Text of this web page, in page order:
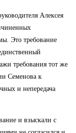
Алексея
Это требование
требования тот же
Семенова к
и непередача
и взыскали с